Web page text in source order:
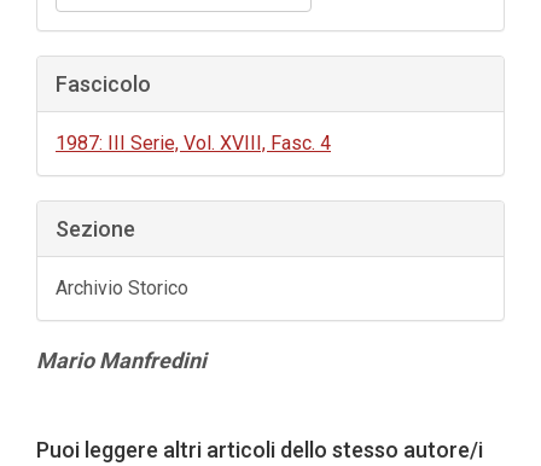
Fascicolo
1987: III Serie, Vol. XVIII, Fasc. 4
Sezione
Archivio Storico
Contenuto
Mario Manfredini
Puoi leggere altri articoli dello stesso autore/i